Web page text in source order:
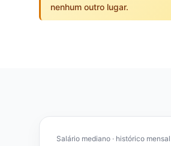
nenhum outro lugar.
Salário mediano · histórico mensal